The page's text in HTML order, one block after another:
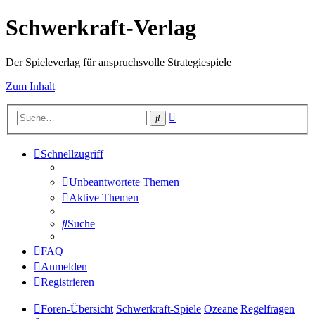
Schwerkraft-Verlag
Der Spieleverlag für anspruchsvolle Strategiespiele
Zum Inhalt
Suche
Schnellzugriff
Unbeantwortete Themen
Aktive Themen
Suche
FAQ
Anmelden
Registrieren
Foren-Übersicht Schwerkraft-Spiele Ozeane Regelfragen